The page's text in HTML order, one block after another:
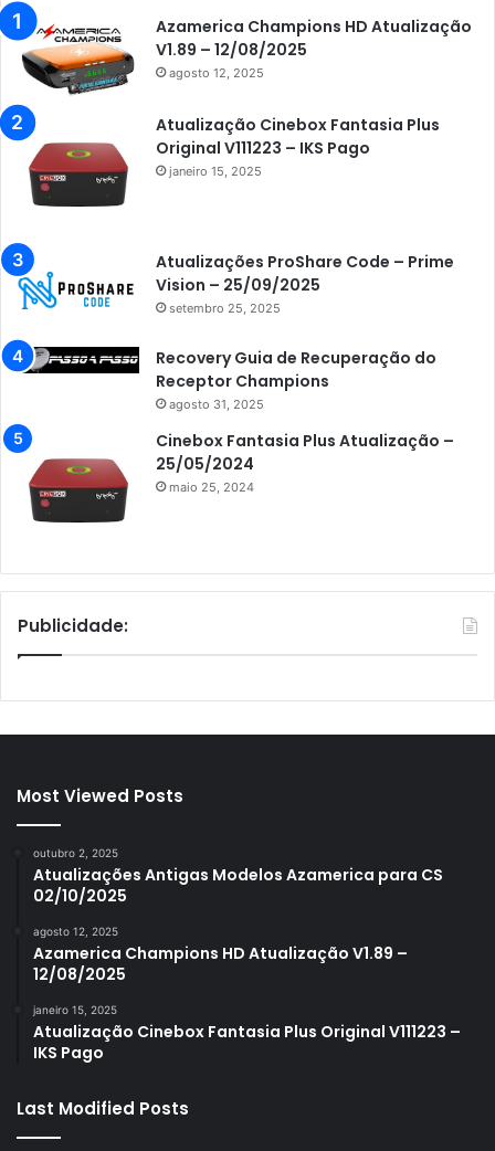
Azamerica Champions HD Atualização
V1.89 – 12/08/2025
agosto 12, 2025
Atualização Cinebox Fantasia Plus
Original V111223 – IKS Pago
janeiro 15, 2025
Atualizações ProShare Code – Prime
Vision – 25/09/2025
setembro 25, 2025
Recovery Guia de Recuperação do
Receptor Champions
agosto 31, 2025
Cinebox Fantasia Plus Atualização –
25/05/2024
maio 25, 2024
Publicidade:
Most Viewed Posts
outubro 2, 2025
Atualizações Antigas Modelos Azamerica para CS
02/10/2025
agosto 12, 2025
Azamerica Champions HD Atualização V1.89 –
12/08/2025
janeiro 15, 2025
Atualização Cinebox Fantasia Plus Original V111223 –
IKS Pago
Last Modified Posts